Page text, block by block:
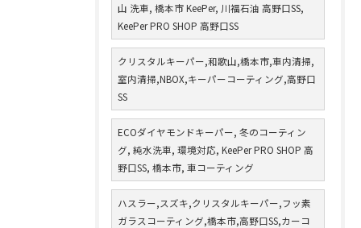
山 洗車, 橋本市 KeePer, 川福石油 高野口SS,
KeePer PRO SHOP 高野口SS
クリスタルキーパー,和歌山,橋本市,車内清掃,
室内清掃,NBOX,キーパーコーティング,高野口
SS
ECOダイヤモンドキーパー, 冬のコーティン
グ, 純水洗車, 環境対応, KeePer PRO SHOP 高
野口SS, 橋本市, 車コーティング
ハスラー,スズキ,クリスタルキーパー,フッ素
ガラスコーティング,橋本市,高野口SS,カーコ